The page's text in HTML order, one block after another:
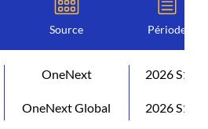
Source Période
OneNext 2026 S1
OneNext Global 2026 S1